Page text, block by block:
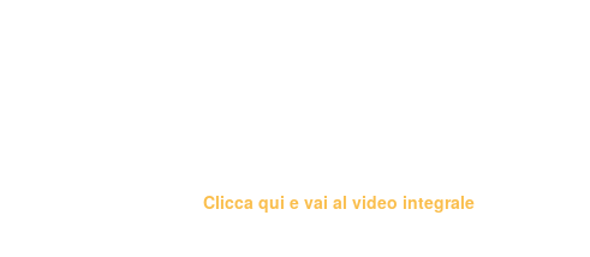
Clicca qui e vai al video integrale